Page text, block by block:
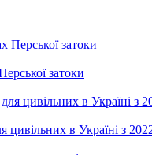
затоки
в Україні з